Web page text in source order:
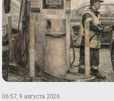
06:57, 9 августа 2026